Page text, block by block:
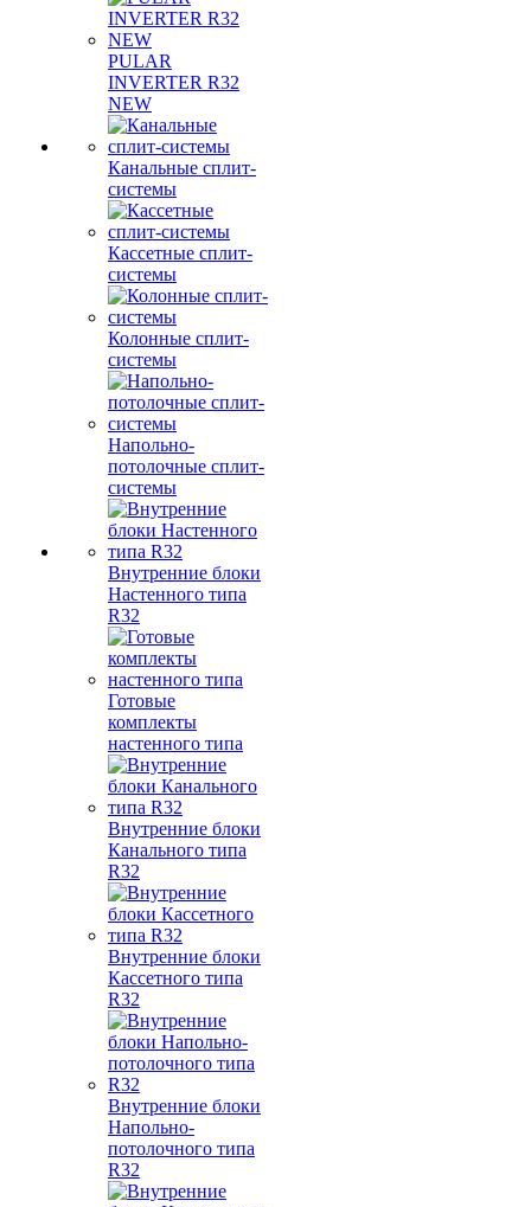
PULAR
INVERTER R32
NEW
Канальные сплит-
системы
Кассетные сплит-
системы
Колонные сплит-
системы
Напольно-
потолочные сплит-
системы
Внутренние блоки
Настенного типа
R32
Готовые
комплекты
настенного типа
Внутренние блоки
Канального типа
R32
Внутренние блоки
Кассетного типа
R32
Внутренние блоки
Напольно-
потолочного типа
R32